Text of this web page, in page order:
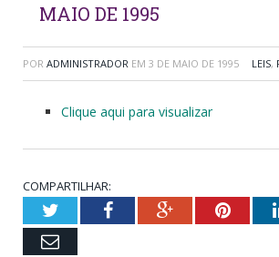
MAIO DE 1995
POR ADMINISTRADOR EM 3 DE MAIO DE 1995 LEIS,
Clique aqui para visualizar
COMPARTILHAR:
TwitterFacebookGoogle+
Email